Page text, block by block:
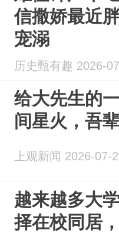
信撒娇最近
宠溺
历史甄有趣 2026-
给大先生的
间星火，吾
上观新闻 2026-07-
越来越多大
择在校同居